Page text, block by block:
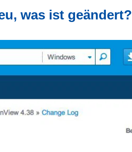
was ist geändert?